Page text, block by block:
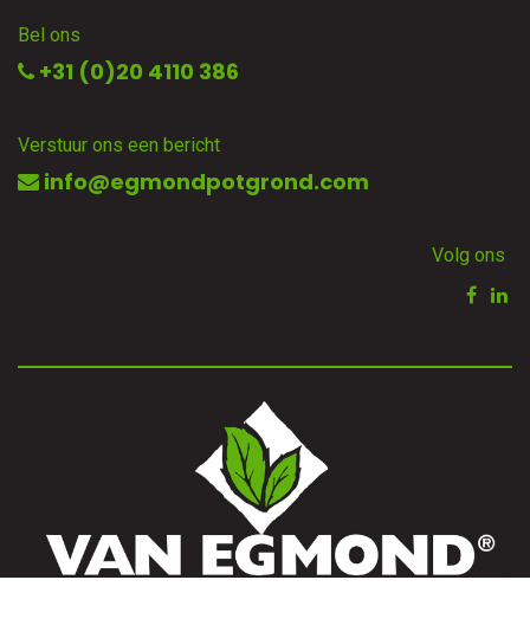
Bel ons
+31 (0)20 4110 386
Verstuur ons een bericht
info@egmondpotgrond.com
Volg ons